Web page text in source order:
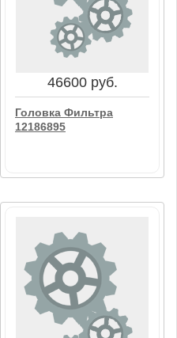
Двойной Топливный
Фильтр 01171991
46600 руб.
Головка Фильтра
12186895
46600 руб.
Головка Фильтра